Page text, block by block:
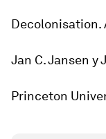
Decolonisation.
Jan C. Jansen y
Princeton